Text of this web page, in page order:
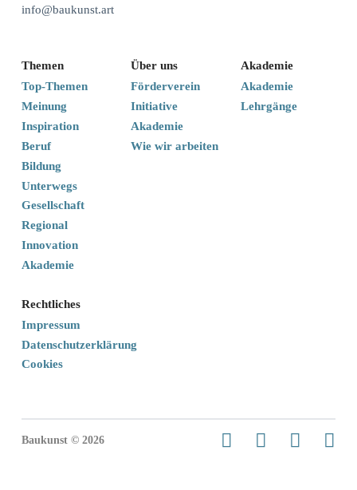
info@baukunst.art
Themen
Top-Themen
Meinung
Inspiration
Beruf
Bildung
Unterwegs
Gesellschaft
Regional
Innovation
Akademie
Akademie
Akademie
Lehrgänge
Über uns
Förderverein
Initiative
Akademie
Wie wir arbeiten
Rechtliches
Impressum
Datenschutzerklärung
Cookies
Baukunst © 2026